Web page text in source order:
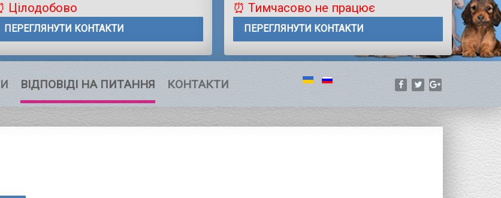
Цілодобово
ПЕРЕГЛЯНУТИ КОНТАКТИ
⏰ Тимчасово не працює
ПЕРЕГЛЯНУТИ КОНТАКТИ
ВІДПОВІДІ НА ПИТАННЯ КОНТАКТИ